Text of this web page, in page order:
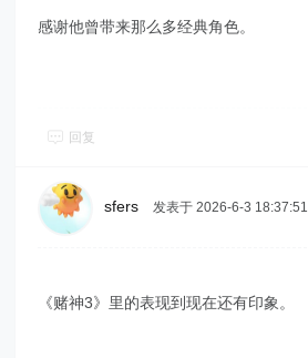
感谢他曾带来那么多经典角色。
回复
sfers 发表于 2026-6-3 18:37:51
《赌神3》里的表现到现在还有印象。